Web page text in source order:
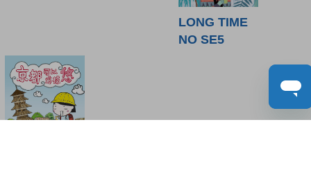
LONG TIME
NO SE5